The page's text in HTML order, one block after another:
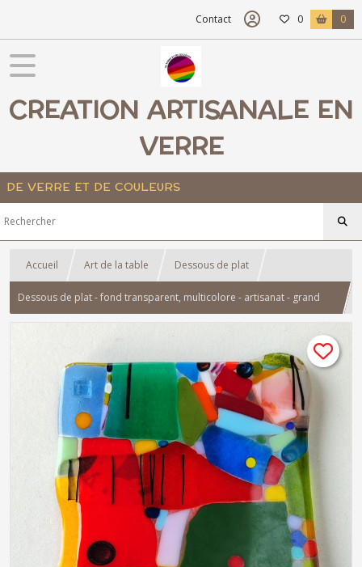
Contact 0 0
CREATION ARTISANALE EN
VERRE
DE VERRE ET DE COULEURS
Accueil Art de la table Dessous de plat
Dessous de plat - fond transparent, multicolore - artisanat - grand